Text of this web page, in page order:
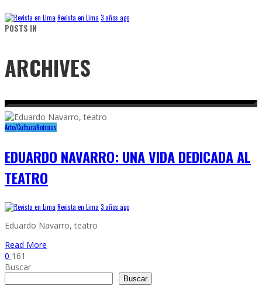
Revista en Lima 3 años ago
POSTS IN
ARCHIVES
Arte/CulturaNoticias
EDUARDO NAVARRO: UNA VIDA DEDICADA AL
TEATRO
Revista en Lima 3 años ago
Eduardo Navarro, teatro
Read More
0 161
Buscar
Buscar